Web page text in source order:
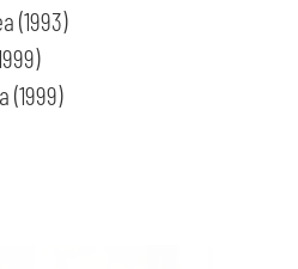
(1993)
(1999)